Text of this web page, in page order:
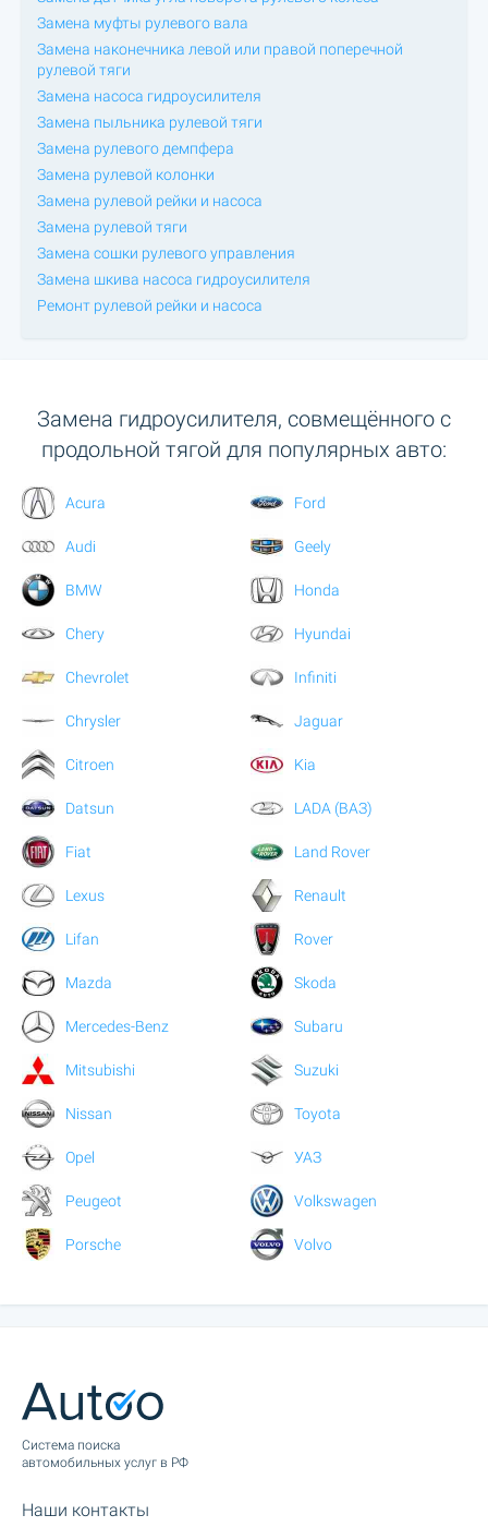
Замена муфты рулевого вала
Замена наконечника левой или правой поперечной
рулевой тяги
Замена насоса гидроусилителя
Замена пыльника рулевой тяги
Замена рулевого демпфера
Замена рулевой колонки
Замена рулевой рейки и насоса
Замена рулевой тяги
Замена сошки рулевого управления
Замена шкива насоса гидроусилителя
Ремонт рулевой рейки и насоса
Замена гидроусилителя, совмещённого с
продольной тягой для популярных авто:
Acura
Audi
BMW
Chery
Chevrolet
Chrysler
Citroen
Datsun
Fiat
Ford
Geely
Honda
Hyundai
Infiniti
Jaguar
Kia
LADA (ВАЗ)
Land Rover
Lexus
Lifan
Mazda
Mercedes-Benz
Mitsubishi
Nissan
Opel
Peugeot
Porsche
Renault
Rover
Skoda
Subaru
Suzuki
Toyota
УАЗ
Volkswagen
Volvo
Cистема поиска
автомобильных услуг в РФ
Наши контакты